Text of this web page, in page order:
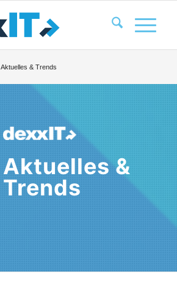
Aktuelles & Trends
Aktuelles &
Trends